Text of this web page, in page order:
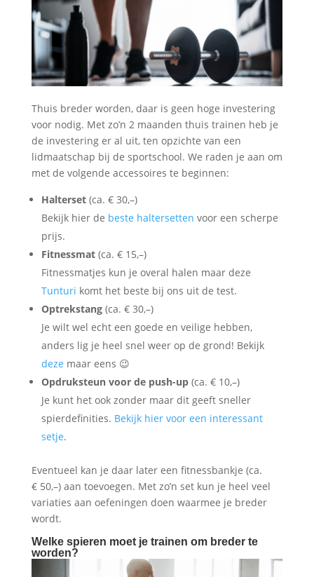
Thuis breder worden, daar is geen hoge investering
voor nodig. Met zo’n 2 maanden thuis trainen heb je
de investering er al uit, ten opzichte van een
lidmaatschap bij de sportschool. We raden je aan om
met de volgende accessoires te beginnen:
Halterset(ca. € 30,–)
Bekijk hier de beste haltersetten voor een scherpe
prijs.
Fitnessmat(ca. € 15,–)
Fitnessmatjes kun je overal halen maar deze
Tunturi komt het beste bij ons uit de test.
Optrekstang(ca. € 30,–)
Je wilt wel echt een goede en veilige hebben,
anders lig je heel snel weer op de grond! Bekijk
deze maar eens 😉
Opdruksteun voor de push-up(ca. € 10,–)
Je kunt het ook zonder maar dit geeft sneller
spierdefinities. Bekijk hier voor een interessant
setje.
Eventueel kan je daar later een fitnessbankje (ca.
€ 50,–) aan toevoegen. Met zo’n set kun je heel veel
variaties aan oefeningen doen waarmee je breder
wordt.
Welke spieren moet je trainen om breder te
worden?